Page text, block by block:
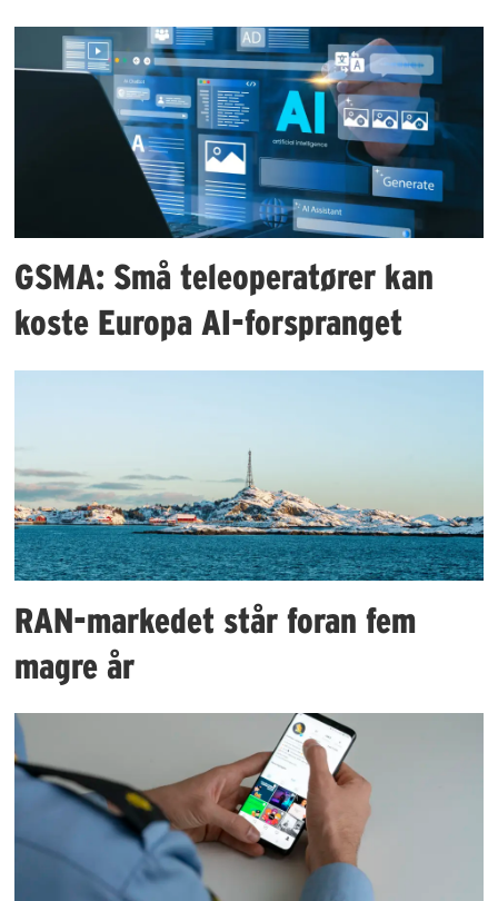
GSMA: Små teleoperatører kan
koste Europa AI-forspranget
RAN-markedet står foran fem
magre år